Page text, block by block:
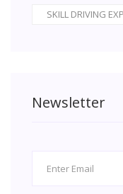
SKILL DRIVING
Newsletter